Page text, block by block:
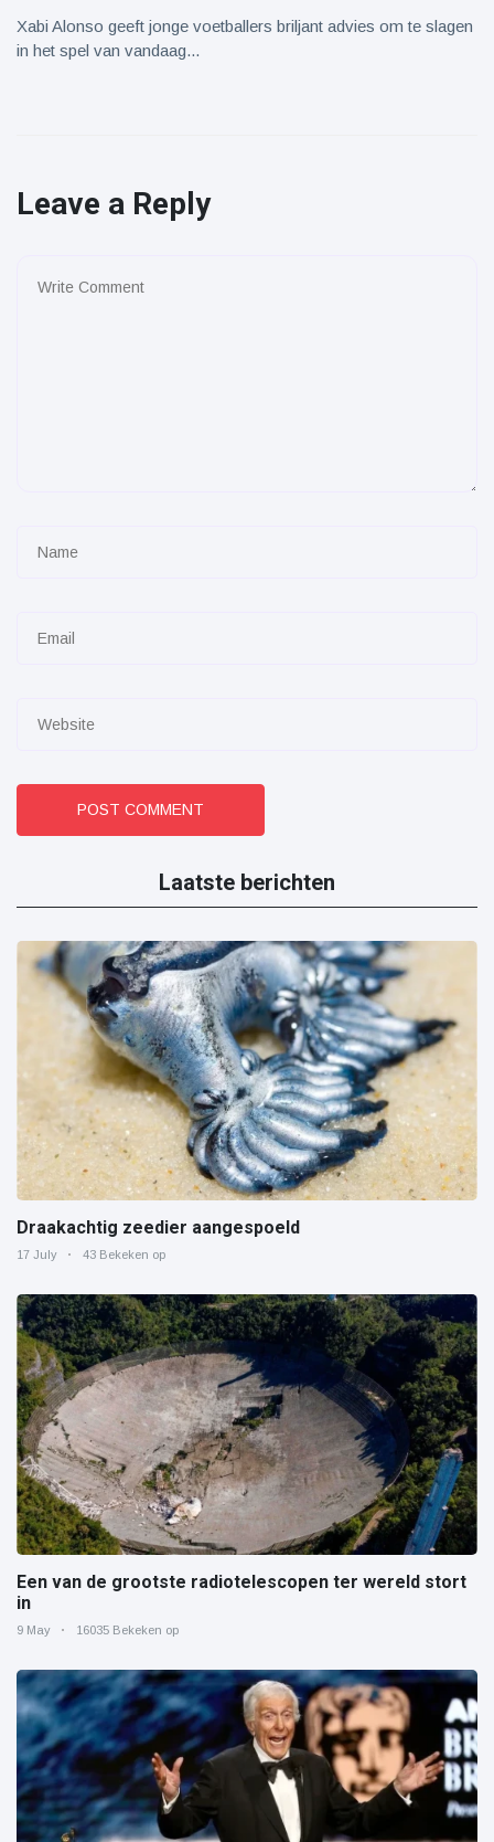
Xabi Alonso geeft jonge voetballers briljant advies om te slagen
in het spel van vandaag...
Leave a Reply
POST COMMENT
Laatste berichten
Draakachtig zeedier aangespoeld
17 July 43 Bekeken op
Een van de grootste radiotelescopen ter wereld stort
in
9 May 16035 Bekeken op